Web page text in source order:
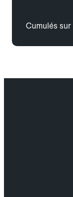
Cumulés